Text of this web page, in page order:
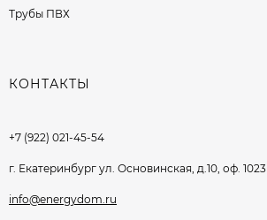
Трубы ПВХ
КОНТАКТЫ
+7 (922) 021-45-54
г. Екатеринбург ул. Основинская, д.10, оф. 1023
info@energydom.ru